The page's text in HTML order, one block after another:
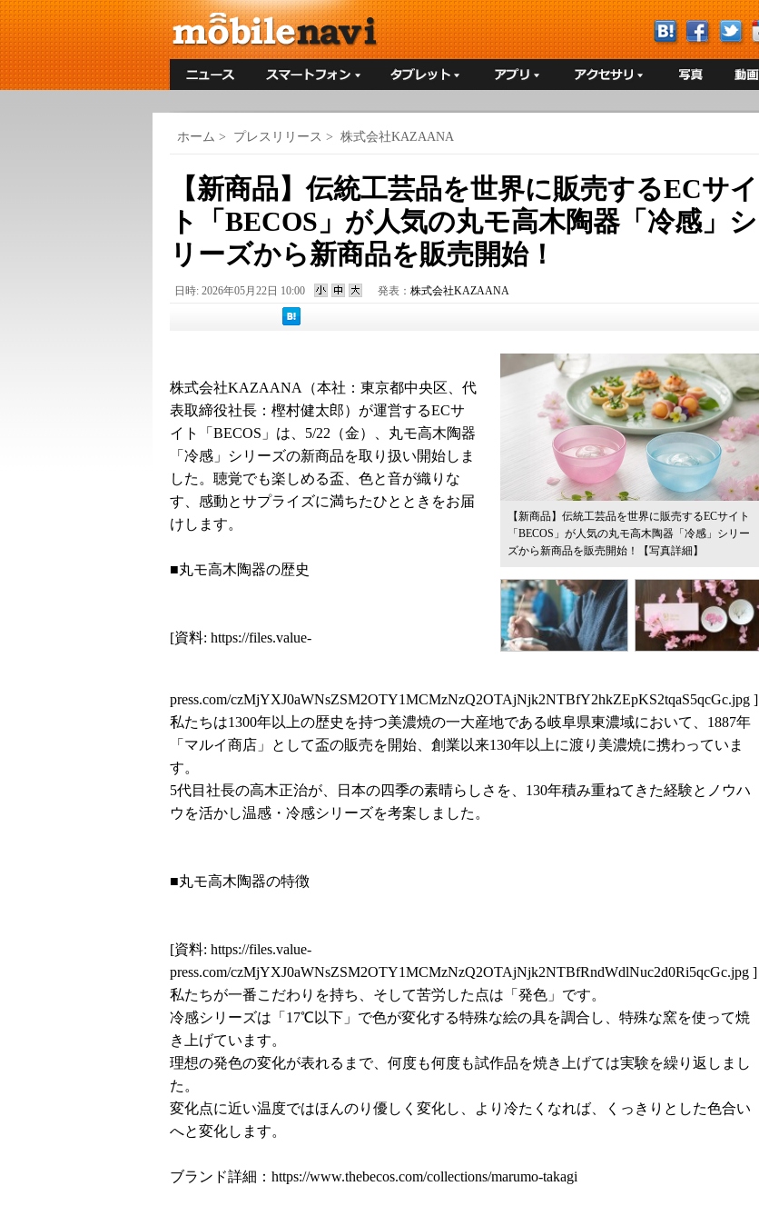
ホーム > プレスリリース > 株式会社KAZAANA
【新商品】伝統工芸品を世界に販売するECサイ
ト「BECOS」が人気の丸モ高木陶器「冷感」シ
リーズから新商品を販売開始！
日時: 2026年05月22日 10:00 発表： 株式会社KAZAANA
【新商品】伝統工芸品を世界に販売するECサイト
「BECOS」が人気の丸モ高木陶器「冷感」シリー
ズから新商品を販売開始！
【写真詳細】
株式会社KAZAANA（本社：東京都中央区、代
表取締役社長：樫村健太郎）が運営するECサ
イト「BECOS」は、5/22（金）、丸モ高木陶器
「冷感」シリーズの新商品を取り扱い開始しま
した。聴覚でも楽しめる盃、色と音が織りな
す、感動とサプライズに満ちたひとときをお届
けします。
■丸モ高木陶器の歴史
[資料: https://files.value-
press.com/czMjYXJ0aWNsZSM2OTY1MCMzNzQ2OTAjNjk2NTBfY2hkZEpKS2tqaS5qcGc.jpg ]
私たちは1300年以上の歴史を持つ美濃焼の一大産地である岐阜県東濃域において、1887年
「マルイ商店」として盃の販売を開始、創業以来130年以上に渡り美濃焼に携わっていま
す。
5代目社長の高木正治が、日本の四季の素晴らしさを、130年積み重ねてきた経験とノウハ
ウを活かし温感・冷感シリーズを考案しました。
■丸モ高木陶器の特徴
[資料: https://files.value-
press.com/czMjYXJ0aWNsZSM2OTY1MCMzNzQ2OTAjNjk2NTBfRndWdlNuc2d0Ri5qcGc.jpg ]
私たちが一番こだわりを持ち、そして苦労した点は「発色」です。
冷感シリーズは「17℃以下」で色が変化する特殊な絵の具を調合し、特殊な窯を使って焼
き上げています。
理想の発色の変化が表れるまで、何度も何度も試作品を焼き上げては実験を繰り返しまし
た。
変化点に近い温度ではほんのり優しく変化し、より冷たくなれば、くっきりとした色合い
へと変化します。
ブランド詳細： https://www.thebecos.com/collections/marumo-takagi